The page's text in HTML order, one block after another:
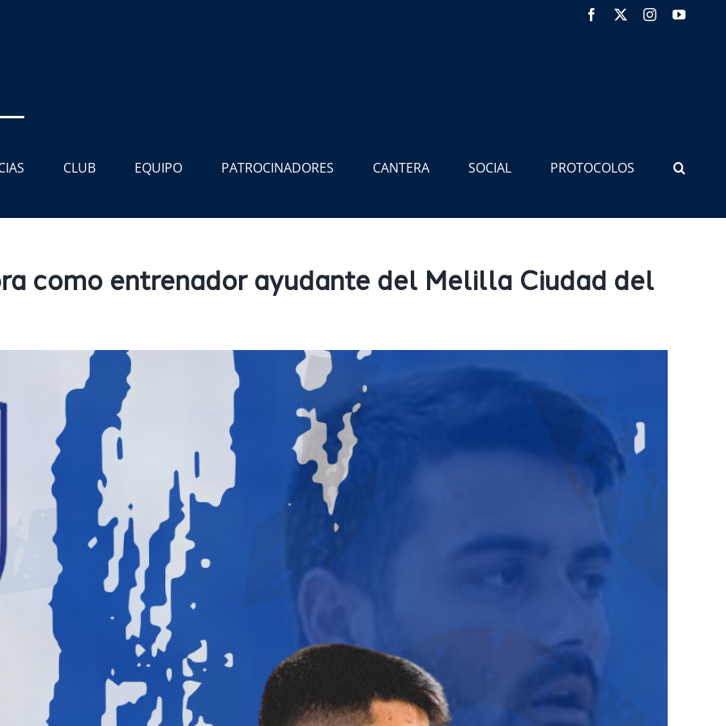
Facebook Instagram
CLUB EQUIPO PATROCINADORES CANTERA SOCIAL PROTOCOLOS
como entrenador ayudante del Melilla Ciudad del